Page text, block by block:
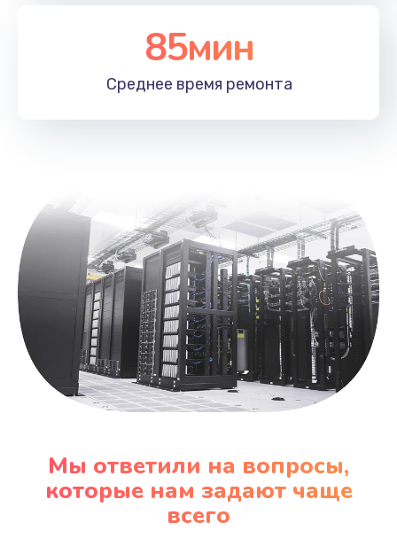
Замена лотка SIM
Заказать
Восстановление данных
990 руб.
Заказать
Замена SSD
895 руб.
Заказать
1290 руб.
Заказать
85мин
Среднее время ремонта
Мы ответили на вопросы,
которые нам задают чаще
всего